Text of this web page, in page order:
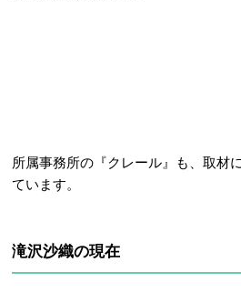
所属事務所の『クレール』も、取材
ています。
滝沢沙織の現在